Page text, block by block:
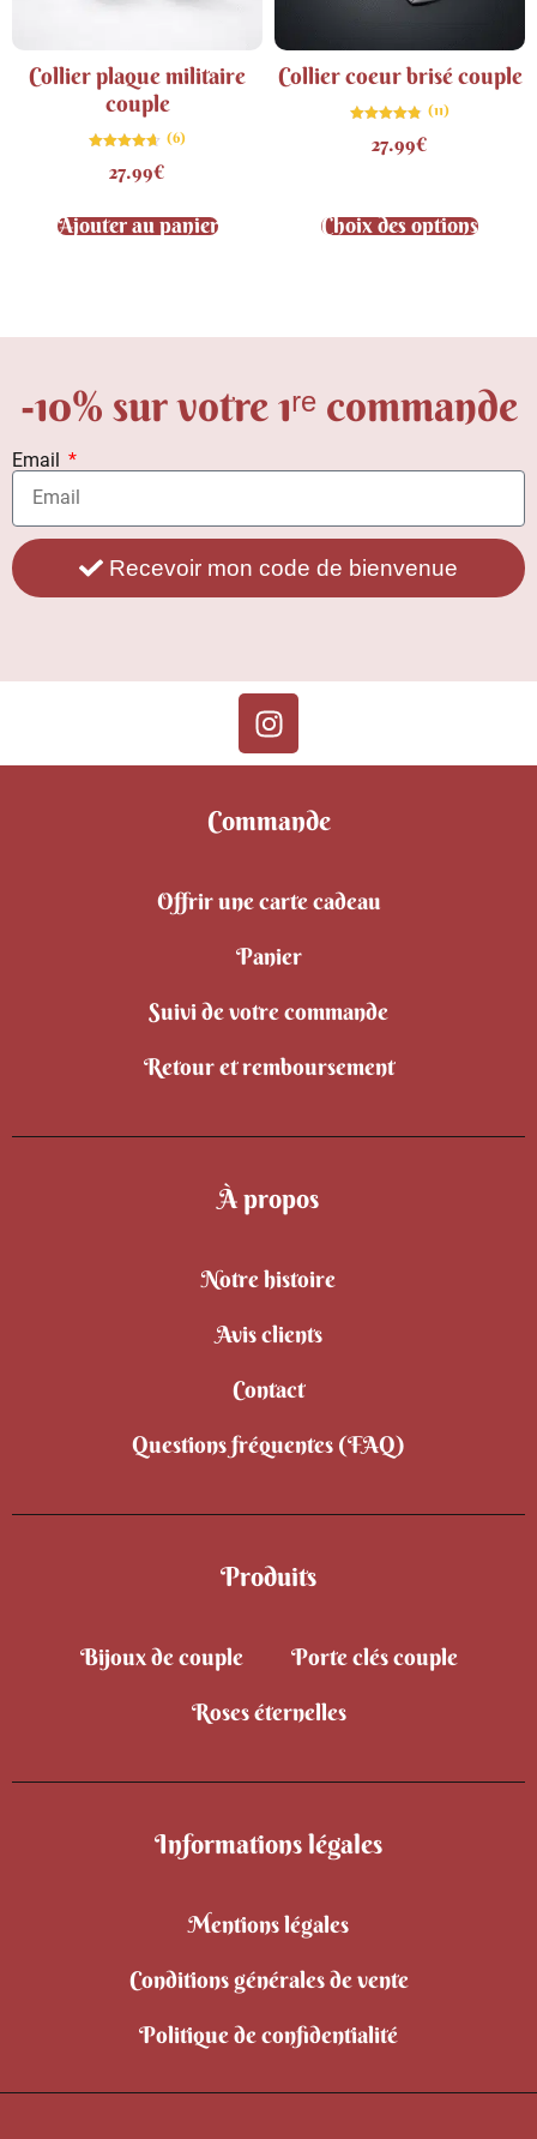
Collier plaque militaire
couple
4.67
sur 5
(6)
27.99€
Ajouter au panier
Collier coeur brisé couple
4.82
sur 5
(11)
27.99€
Choix des options
-10% sur votre 1ʳᵉ commande
Email
Recevoir mon code de bienvenue
Commande
Offrir une carte cadeau
Panier
Suivi de votre commande
Retour et remboursement
À propos
Notre histoire
Avis clients
Contact
Questions fréquentes (FAQ)
Produits
Bijoux de couple
Porte clés couple
Roses éternelles
Informations légales
Mentions légales
Conditions générales de vente
Politique de confidentialité